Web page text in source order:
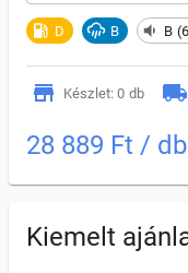
D B B
Készlet: 0 db
28 889 Ft / db
Kiemelt